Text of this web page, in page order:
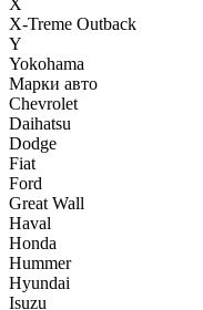
X
X-Treme Outback
Y
Yokohama
Марки авто
Chevrolet
Daihatsu
Dodge
Fiat
Ford
Great Wall
Haval
Honda
Hummer
Hyundai
Isuzu